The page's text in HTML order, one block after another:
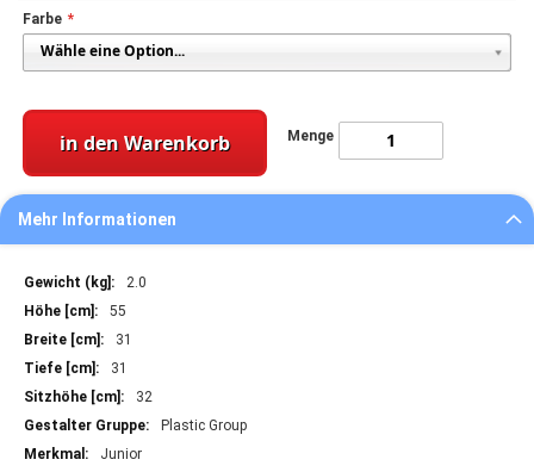
Farbe
Menge
in den Warenkorb
Mehr Informationen
Mehr
Informationen
2.0
55
31
31
32
Plastic Group
Junior